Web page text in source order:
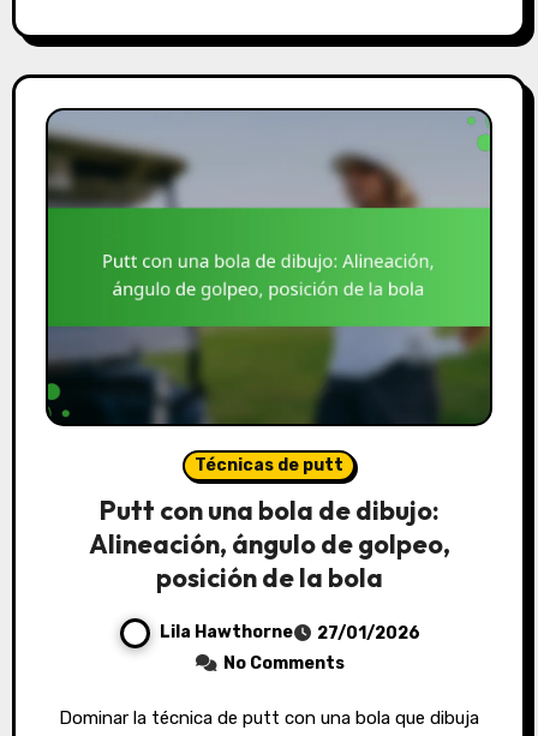
Técnicas de putt
Putt con una bola de dibujo:
Alineación, ángulo de golpeo,
posición de la bola
Lila Hawthorne
27/01/2026
No Comments
Dominar la técnica de putt con una bola que dibuja